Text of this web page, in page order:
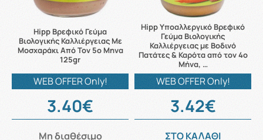
Hipp Βρεφικό Γεύμα
Βιολογικής Καλλιέργειας Με
Μοσχαράκι Από Τον 5ο Μηνα
125gr
WEB OFFER Only!
3.40€
Μη διαθέσιμο
Hipp Υποαλλεργικό Βρεφικό
Γεύμα Βιολογικής
Καλλιέργειας με Βοδινό
Πατάτες & Καρότα από τον 4ο
Μήνα, …
WEB OFFER Only!
3.42€
ΣΤΟ ΚΑΛΑΘΙ